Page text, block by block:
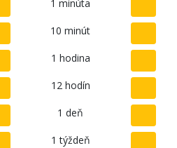
1 minúta
10 minút
1 hodina
12 hodín
1 deň
1 týždeň